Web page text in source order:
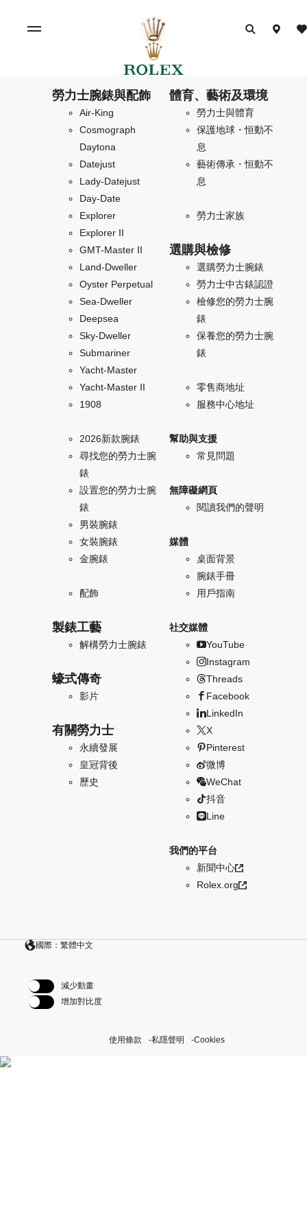
勞力士腕錶與配飾
Air-King
Cosmograph
Daytona
Datejust
Lady-Datejust
Day-Date
Explorer
Explorer II
GMT-Master II
Land-Dweller
Oyster Perpetual
Sea-Dweller
Deepsea
Sky-Dweller
Submariner
Yacht-Master
Yacht-Master II
1908
2026新款腕錶
尋找您的勞力士腕
錶
設置您的勞力士腕
錶
男裝腕錶
女裝腕錶
金腕錶
配飾
製錶工藝
解構勞力士腕錶
蠔式傳奇
影片
有關勞力士
永續發展
皇冠背後
歷史
體育、藝術及環境
勞力士與體育
保護地球・恒動不
息
藝術傳承・恒動不
息
勞力士家族
選購與檢修
選購勞力士腕錶
勞力士中古錶認證
檢修您的勞力士腕
錶
保養您的勞力士腕
錶
零售商地址
服務中心地址
幫助與支援
常見問題
無障礙網頁
閱讀我們的聲明
媒體
桌面背景
腕錶手冊
用戶指南
社交媒體
YouTube
Instagram
Threads
Facebook
LinkedIn
X
Pinterest
微博
WeChat
抖音
Line
我們的平台
新聞中心
Rolex.org
國際：繁體中文
減少動畫
增加對比度
使用條款 私隱聲明 Cookies